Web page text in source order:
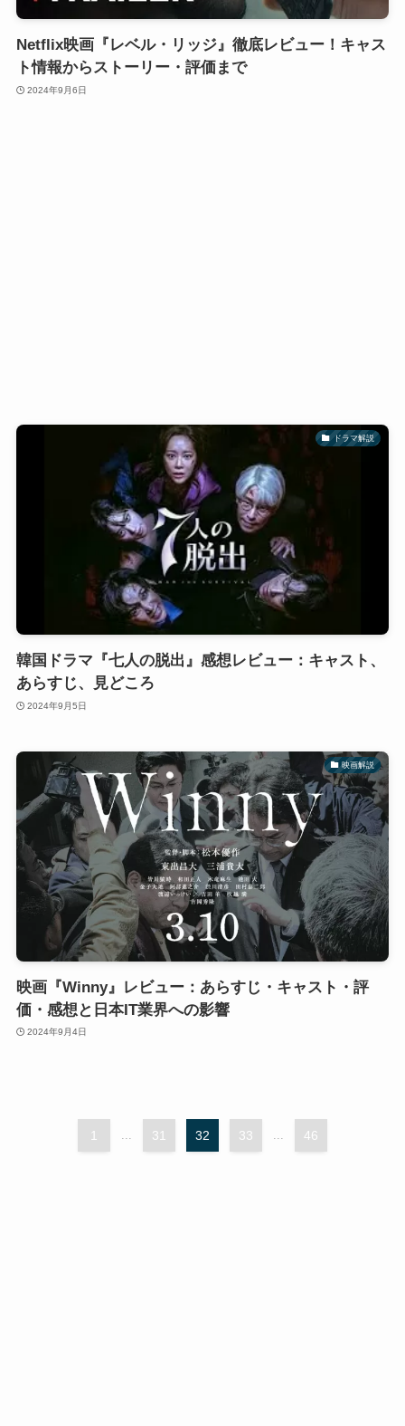
Netflix映画『レベル・リッジ』徹底レビュー！キャス
ト情報からストーリー・評価まで
2024年9月6日
ドラマ解説
韓国ドラマ『七人の脱出』感想レビュー：キャスト、
あらすじ、見どころ
2024年9月5日
映画解説
映画『Winny』レビュー：あらすじ・キャスト・評
価・感想と日本IT業界への影響
2024年9月4日
1 31 32 33 46